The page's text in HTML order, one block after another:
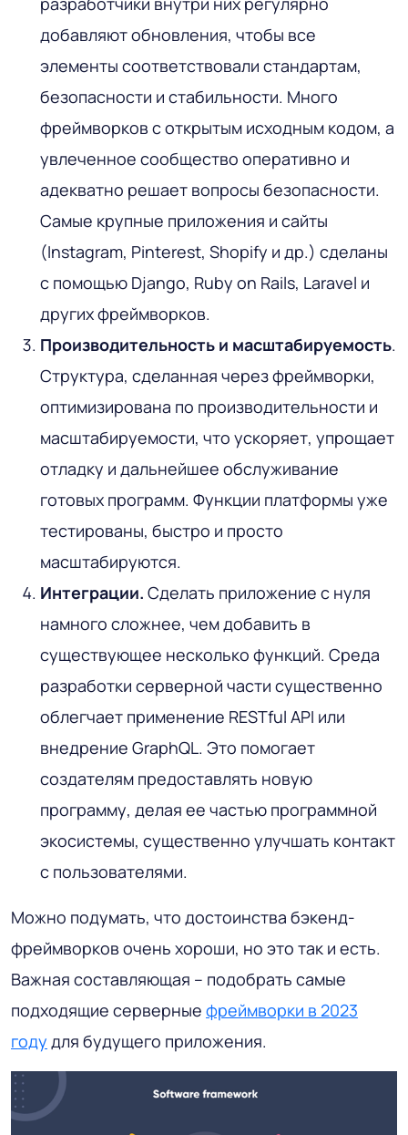
добавляют обновления, чтобы все
элементы соответствовали стандартам,
безопасности и стабильности. Много
фреймворков с открытым исходным кодом, а
увлеченное сообщество оперативно и
адекватно решает вопросы безопасности.
Самые крупные приложения и сайты
(Instagram, Pinterest, Shopify и др.) сделаны
с помощью Django, Ruby on Rails, Laravel и
других фреймворков.
Производительность и масштабируемость.
Структура, сделанная через фреймворки,
оптимизирована по производительности и
масштабируемости, что ускоряет, упрощает
отладку и дальнейшее обслуживание
готовых программ. Функции платформы уже
тестированы, быстро и просто
масштабируются.
Интеграции. Сделать приложение с нуля
намного сложнее, чем добавить в
существующее несколько функций. Среда
разработки серверной части существенно
облегчает применение RESTful API или
внедрение GraphQL. Это помогает
создателям предоставлять новую
программу, делая ее частью программной
экосистемы, существенно улучшать контакт
с пользователями.
Можно подумать, что достоинства бэкенд-
фреймворков очень хороши, но это так и есть.
Важная составляющая – подобрать самые
подходящие серверные фреймворки в 2023
году для будущего приложения.